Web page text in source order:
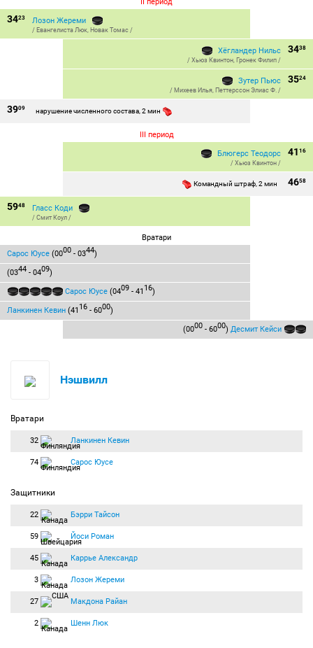
3423 Лозон Жереми
/ Евангелиста Люк, Новак Томас /
3438
Хёгландер Нильс
/ Хьюз Квинтон, Гронек Филип /
3524
Зутер Пьюс
/ Михеев Илья, Петтерссон Элиас Ф. /
3909 нарушение численного состава, 2 мин
III период
41 16
Блюгерс Теодорс
/ Хьюз Квинтон /
4658
Командный штраф, 2 мин
5948 Гласс Коди
/ Смит Коул /
Вратари
Сарос Юусе (0000 - 0344)
(0344 - 0409)
Сарос Юусе (0409 - 41 16)
Ланкинен Кевин (41 16 - 6000)
(0000 - 6000) Десмит Кейси
Нэшвилл
Вратари
32 Ланкинен Кевин
74 Сарос Юусе
Защитники
22 Бэрри Тайсон
59 Йоси Роман
45 Каррье Александр
3 Лозон Жереми
27 Макдона Райан
2 Шенн Люк